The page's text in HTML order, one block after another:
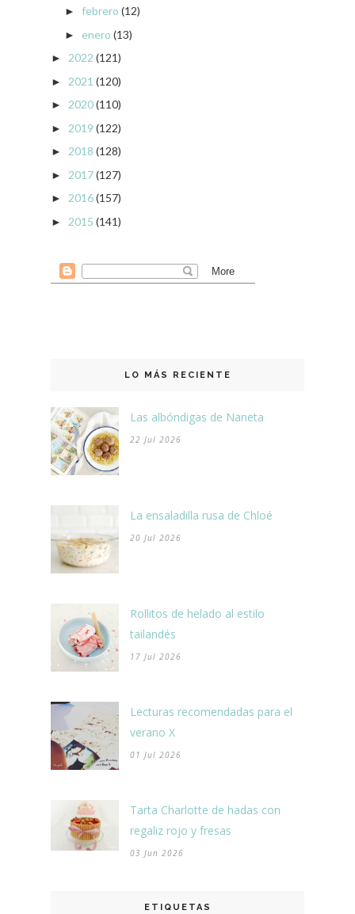
► febrero (12)
► enero (13)
► 2022 (121)
► 2021 (120)
► 2020(110)
► 2019 (122)
► 2018 (128)
► 2017(127)
► 2016(157)
► 2015 (141)
LO MÁS RECIENTE
Las albóndigas de Naneta
22 Jul 2026
La ensaladilla rusa de Chloé
20 Jul 2026
Rollitos de helado al estilo
tailandés
17 Jul 2026
Lecturas recomendadas para el
verano X
01 Jul 2026
Tarta Charlotte de hadas con
regaliz rojo y fresas
03 Jun 2026
ETIQUETAS